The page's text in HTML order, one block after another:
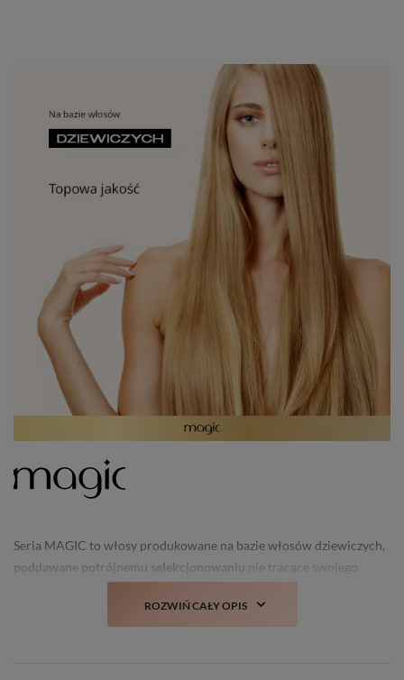
Seria MAGIC to włosy produkowane na bazie włosów dziewiczych,
poddawane potrójnemu selekcjonowaniu nie tracące swojego
świeżego wyglądu i struktury nawet po kilku myciach.
Prawdziwa nowość itotalny TOP włosów doczepianych w Polsce!
ROZWIŃ CAŁY OPIS